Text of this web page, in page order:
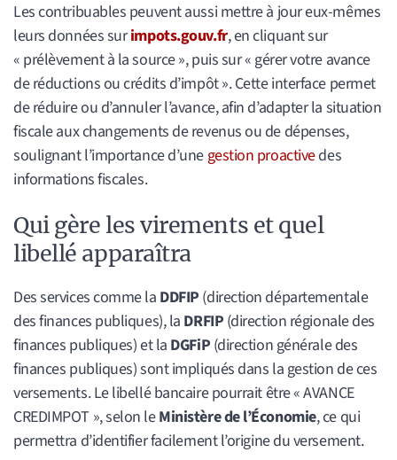
Les contribuables peuvent aussi mettre à jour eux-mêmes
leurs données surimpots.gouv.fr, en cliquant sur
« prélèvement à la source », puis sur « gérer votre avance
de réductions ou crédits d’impôt ». Cette interface permet
de réduire ou d’annuler l’avance, afin d’adapter la situation
fiscale aux changements de revenus ou de dépenses,
soulignant l’importance d’unegestion proactivedes
informations fiscales.
Qui gère les virements et quel
libellé apparaîtra
Des services comme la DDFIP (direction départementale
des finances publiques), la DRFIP (direction régionale des
finances publiques) et la DGFiP (direction générale des
finances publiques) sont impliqués dans la gestion de ces
versements. Le libellé bancaire pourrait être « AVANCE
CREDIMPOT », selon leMinistère de l’Économie, ce qui
permettra d’identifier facilement l’origine du versement.